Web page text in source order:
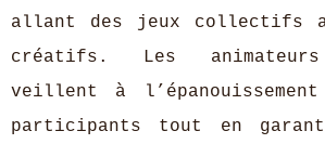
allant des jeux collectifs
créatifs. Les
veillent à
participants tout en